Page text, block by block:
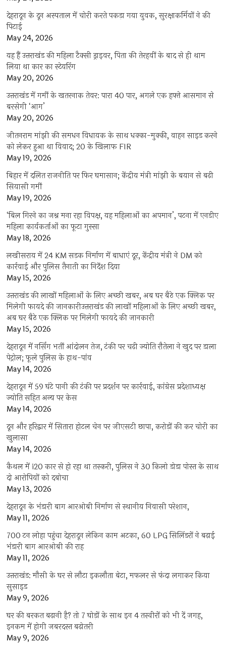
देहरादून के दून अस्पताल में चोरी करते पकड़ा गया युवक, सुरक्षाकर्मियों ने की
पिटाई
May 24, 2026
यह हैं उत्तराखंड की महिला टैक्सी ड्राइवर, पिता की तेरहवीं के बाद से ही थाम
लिया था कार का स्टेयरिंग
May 20, 2026
उत्तराखंड में गर्मी के खतरनाक तेवर: पारा 40 पार, अगले एक हफ्ते आसमान से
बरसेगी ‘आग’
May 20, 2026
जीतनराम मांझी की समधन विधायक के साथ धक्का-मुक्की, वाहन साइड करने
को लेकर हुआ था विवाद; 20 के खिलाफ FIR
May 19, 2026
बिहार में दलित राजनीति पर फिर घमासान; केंद्रीय मंत्री मांझी के बयान से बढ़ी
सियासी गर्मी
May 19, 2026
‘बिल गिरने का जश्न मना रहा विपक्ष, यह महिलाओं का अपमान’, पटना में एनडीए
महिला कार्यकर्ताओं का फूटा गुस्सा
May 18, 2026
लखीसराय में 24 KM सड़क निर्माण में बाधाएं दूर, केंद्रीय मंत्री ने DM को
कार्रवाई और पुलिस तैनाती का निर्देश दिया
May 15, 2026
उत्तराखंड की लाखों महिलाओं के लिए अच्छी खबर, अब घर बैठे एक क्लिक पर
मिलेगी फायदे की जानकारीउत्तराखंड की लाखों महिलाओं के लिए अच्छी खबर,
अब घर बैठे एक क्लिक पर मिलेगी फायदे की जानकारी
May 15, 2026
देहरादून में नर्सिंग भर्ती आंदोलन तेज, टंकी पर चढ़ी ज्योति रौतेला ने खुद पर डाला
पेट्रोल; फूले पुलिस के हाथ-पांव
May 14, 2026
देहरादून में 59 घंटे पानी की टंकी पर प्रदर्शन पर कार्रवाई, कांग्रेस प्रदेशाध्यक्ष
ज्योति सहित अन्य पर केस
May 14, 2026
दून और हरिद्वार में सितारा होटल चेन पर जीएसटी छापा, करोड़ों की कर चोरी का
खुलासा
May 14, 2026
कैथल में i20 कार से हो रहा था तस्करी, पुलिस ने 30 किलो डोडा पोस्त के साथ
दो आरोपियों को दबोचा
May 13, 2026
देहरादून के भंडारी बाग आरओबी निर्माण से स्थानीय निवासी परेशान,
May 11, 2026
700 टन लोहा पहुंचा देहरादून लेकिन काम अटका, 60 LPG सिलिंडरों ने बढ़ाई
भंडारी बाग आरओबी की राह
May 11, 2026
उत्तराखंड: मौसी के घर से लौटा इकलौता बेटा, मफलर से फंदा लगाकर किया
सुसाइड
May 9, 2026
घर की बरकत बढ़ानी है? तो 7 घोड़ों के साथ इन 4 तस्वीरों को भी दें जगह,
इनकम में होगी जबरदस्त बढ़ोतरी
May 9, 2026